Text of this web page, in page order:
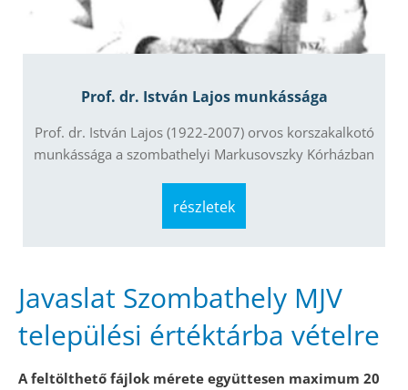
Prof. dr. István Lajos munkássága
Prof. dr. István Lajos (1922-2007) orvos korszakalkotó
munkássága a szombathelyi Markusovszky Kórházban
részletek
Javaslat Szombathely MJV
települési értéktárba vételre
A feltölthető fájlok mérete együttesen maximum 20